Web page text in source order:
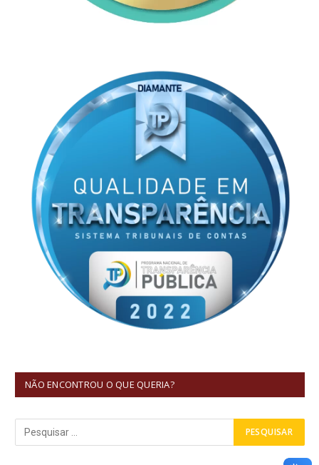
NÃO ENCONTROU O QUE QUERIA?